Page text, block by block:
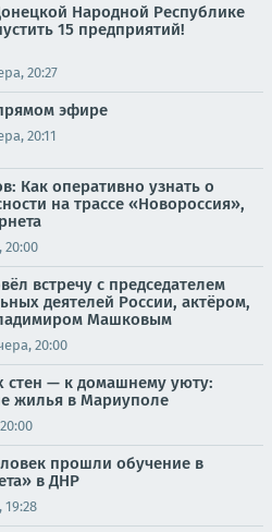
Народной Республике
15 предприятий!
20:27
эфире
20:11
Как оперативно узнать о
на трассе «Новороссия»,
20:00
встречу с председателем
деятелей России, актёром,
Машковым
20:00
стен — к домашнему уюту:
жилья в Мариуполе
прошли обучение в
в ДНР
19:28